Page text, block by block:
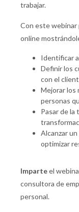
trabajar.
Con este webinar
online
Identificar
Definir los
con el
Mejorar los
personas
Pasar de la
Alcanzar
optimizar
Imparteel
consultora de
personal.